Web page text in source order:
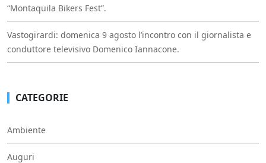
“Montaquila Bikers Fest”.
Vastogirardi: domenica 9 agosto l’incontro con il giornalista e
conduttore televisivo Domenico Iannacone.
CATEGORIE
Ambiente
Auguri